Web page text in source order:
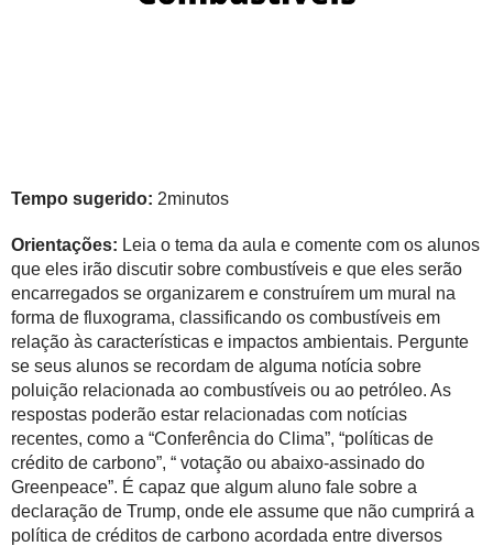
Tempo sugerido: 2minutos
Orientações: Leia o tema da aula e comente com os alunos
que eles irão discutir sobre combustíveis e que eles serão
encarregados se organizarem e construírem um mural na
forma de fluxograma, classificando os combustíveis em
relação às características e impactos ambientais. Pergunte
se seus alunos se recordam de alguma notícia sobre
poluição relacionada ao combustíveis ou ao petróleo. As
respostas poderão estar relacionadas com notícias
recentes, como a “Conferência do Clima”, “políticas de
crédito de carbono”, “ votação ou abaixo-assinado do
Greenpeace”. É capaz que algum aluno fale sobre a
declaração de Trump, onde ele assume que não cumprirá a
política de créditos de carbono acordada entre diversos